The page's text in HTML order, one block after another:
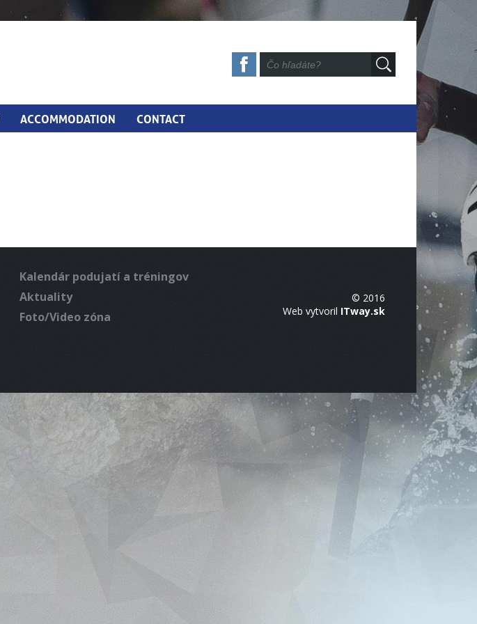
ACCOMMODATION CONTACT
Kalendár podujatí a tréningov
Aktuality
Foto/Video zóna
© 2016
Web vytvoril ITway.sk